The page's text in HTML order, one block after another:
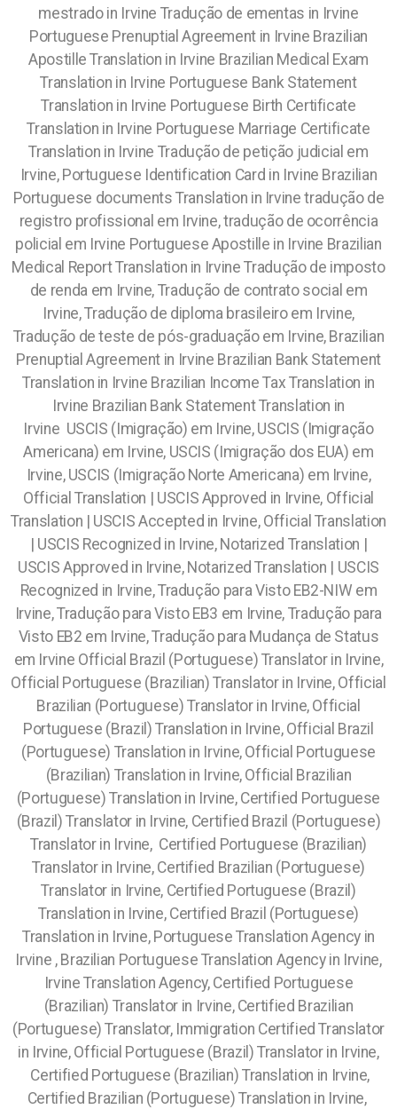
mestrado in Irvine Tradução de ementas in Irvine
Portuguese Prenuptial Agreement in Irvine Brazilian
Apostille Translation in Irvine Brazilian Medical Exam
Translation in Irvine Portuguese Bank Statement
Translation in Irvine Portuguese Birth Certificate
Translation in Irvine Portuguese Marriage Certificate
Translation in Irvine Tradução de petição judicial em
Irvine, Portuguese Identification Card in Irvine Brazilian
Portuguese documents Translation in Irvine tradução de
registro profissional em Irvine, tradução de ocorrência
policial em Irvine Portuguese Apostille in Irvine Brazilian
Medical Report Translation in Irvine Tradução de imposto
de renda em Irvine, Tradução de contrato social em
Irvine, Tradução de diploma brasileiro em Irvine,
Tradução de teste de pós-graduação em Irvine, Brazilian
Prenuptial Agreement in Irvine Brazilian Bank Statement
Translation in Irvine Brazilian Income Tax Translation in
Irvine Brazilian Bank Statement Translation in
Irvine USCIS (Imigração) em Irvine, USCIS (Imigração
Americana) em Irvine, USCIS (Imigração dos EUA) em
Irvine, USCIS (Imigração Norte Americana) em Irvine,
Official Translation | USCIS Approved in Irvine, Official
Translation | USCIS Accepted in Irvine, Official Translation
| USCIS Recognized in Irvine, Notarized Translation |
USCIS Approved in Irvine, Notarized Translation | USCIS
Recognized in Irvine, Tradução para Visto EB2-NIW em
Irvine, Tradução para Visto EB3 em Irvine, Tradução para
Visto EB2 em Irvine, Tradução para Mudança de Status
em Irvine Official Brazil (Portuguese) Translator in Irvine,
Official Portuguese (Brazilian) Translator in Irvine, Official
Brazilian (Portuguese) Translator in Irvine, Official
Portuguese (Brazil) Translation in Irvine, Official Brazil
(Portuguese) Translation in Irvine, Official Portuguese
(Brazilian) Translation in Irvine, Official Brazilian
(Portuguese) Translation in Irvine, Certified Portuguese
(Brazil) Translator in Irvine, Certified Brazil (Portuguese)
Translator in Irvine, Certified Portuguese (Brazilian)
Translator in Irvine, Certified Brazilian (Portuguese)
Translator in Irvine, Certified Portuguese (Brazil)
Translation in Irvine, Certified Brazil (Portuguese)
Translation in Irvine, Portuguese Translation Agency in
Irvine , Brazilian Portuguese Translation Agency in Irvine,
Irvine Translation Agency, Certified Portuguese
(Brazilian) Translator in Irvine, Certified Brazilian
(Portuguese) Translator, Immigration Certified Translator
in Irvine, Official Portuguese (Brazil) Translator in Irvine,
Certified Portuguese (Brazilian) Translation in Irvine,
Certified Brazilian (Portuguese) Translation in Irvine,